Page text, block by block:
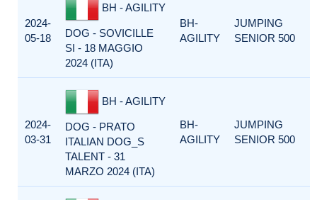
2024-
05-18
BH - AGILITY
DOG - SOVICILLE
SI - 18 MAGGIO
2024 (ITA)
BH-
AGILITY
JUMPING
SENIOR 500
2024-
03-31
BH - AGILITY
DOG - PRATO
ITALIAN DOG_S
TALENT - 31
MARZO 2024 (ITA)
BH-
AGILITY
JUMPING
SENIOR 500